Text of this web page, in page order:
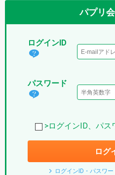
パプリ
ログインID
ログ
IDと
プ
パスワード
パス
ド
は？
>ログインID、パス
ログ
ログインID・パスワ